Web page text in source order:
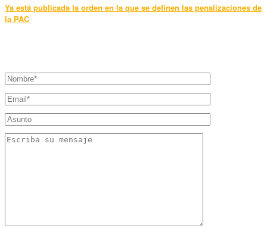
Ya está publicada la orden en la que se definen las penalizaciones de
la PAC